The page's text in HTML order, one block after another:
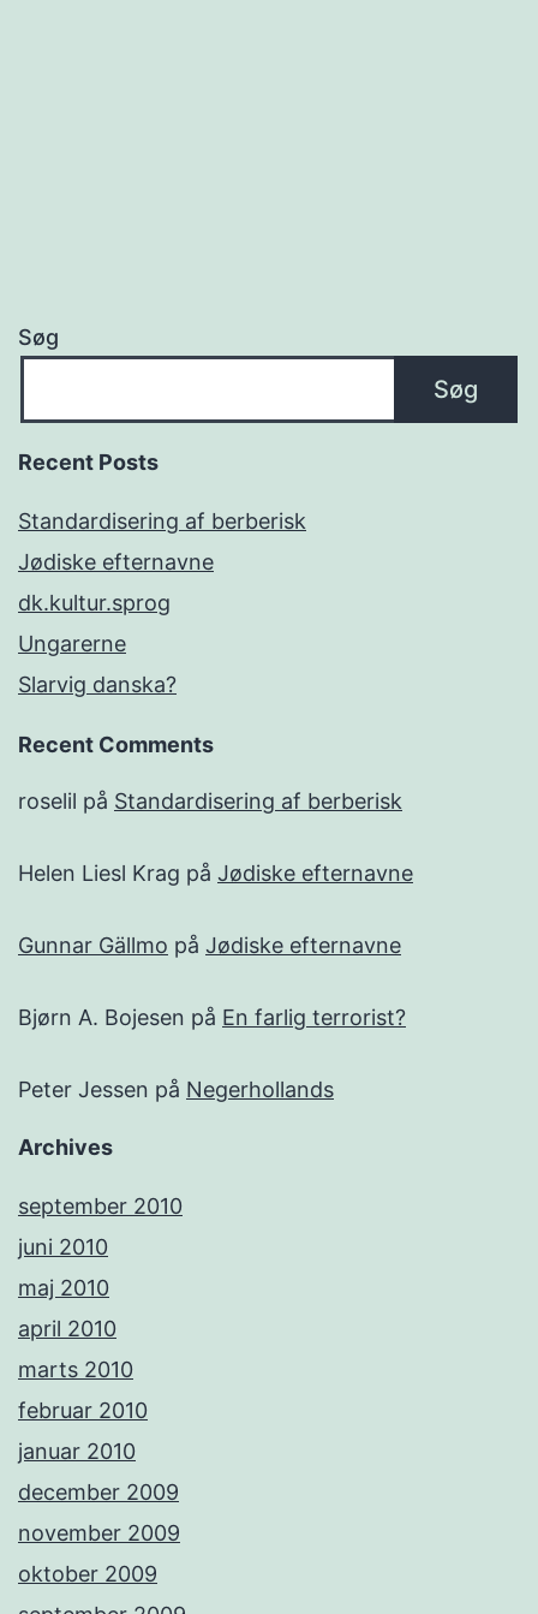
Søg
Søg
Recent Posts
Standardisering af berberisk
Jødiske efternavne
dk.kultur.sprog
Ungarerne
Slarvig danska?
Recent Comments
roselil på Standardisering af berberisk
Helen Liesl Krag på Jødiske efternavne
Gunnar Gällmo på Jødiske efternavne
Bjørn A. Bojesen på En farlig terrorist?
Peter Jessen på Negerhollands
Archives
september 2010
juni 2010
maj 2010
april 2010
marts 2010
februar 2010
januar 2010
december 2009
november 2009
oktober 2009